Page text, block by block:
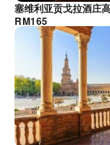
塞维利亚贡戈拉酒庄
RM165